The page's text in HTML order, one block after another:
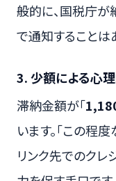
般的に、国税庁
で通知することは
3. 少額による心
滞納金額が「
います。「この程
リンク先でのクレ